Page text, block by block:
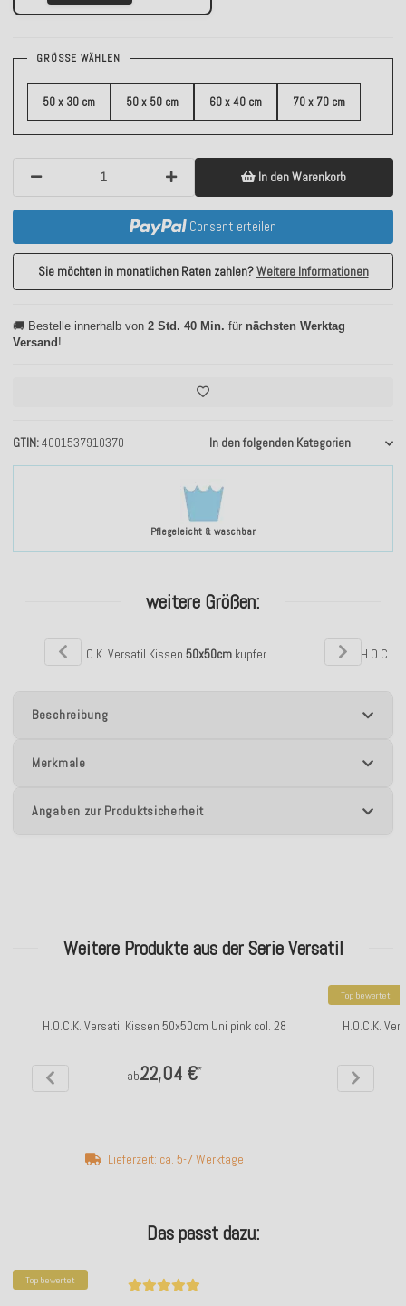
Pflegeleicht & waschbar
GTIN 4001537910370 In den folgenden Kategorien
GRÖSSE WÄHLEN
50 x 30 cm 50 x 50 cm 60 x 40 cm 70 x 70 cm
In den Warenkorb
Consent erteilen
Sie möchten in monatlichen Raten zahlen?Weitere Informationen
🚚 Bestelle innerhalb von 2 Std. 40 Min. für nächsten Werktag
Versand!
weitere Größen:
H.O.C.K. Versatil Kissen 50x50cm kupfer
Beschreibung
Merkmale
Angaben zur Produktsicherheit
Weitere Produkte aus der Serie Versatil
H.O.C.K. Versatil Kissen 50x50cm Uni pink col. 28
ab22,04 €*
Lieferzeit: ca. 5-7 Werktage
Top bewertet
H.O.C.K.
Das passt dazu:
Top bewertet